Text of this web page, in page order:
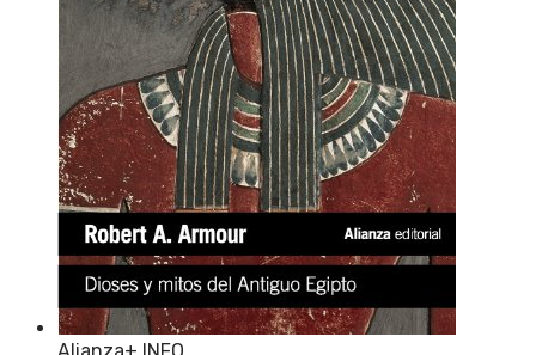
Alianza+ INFO